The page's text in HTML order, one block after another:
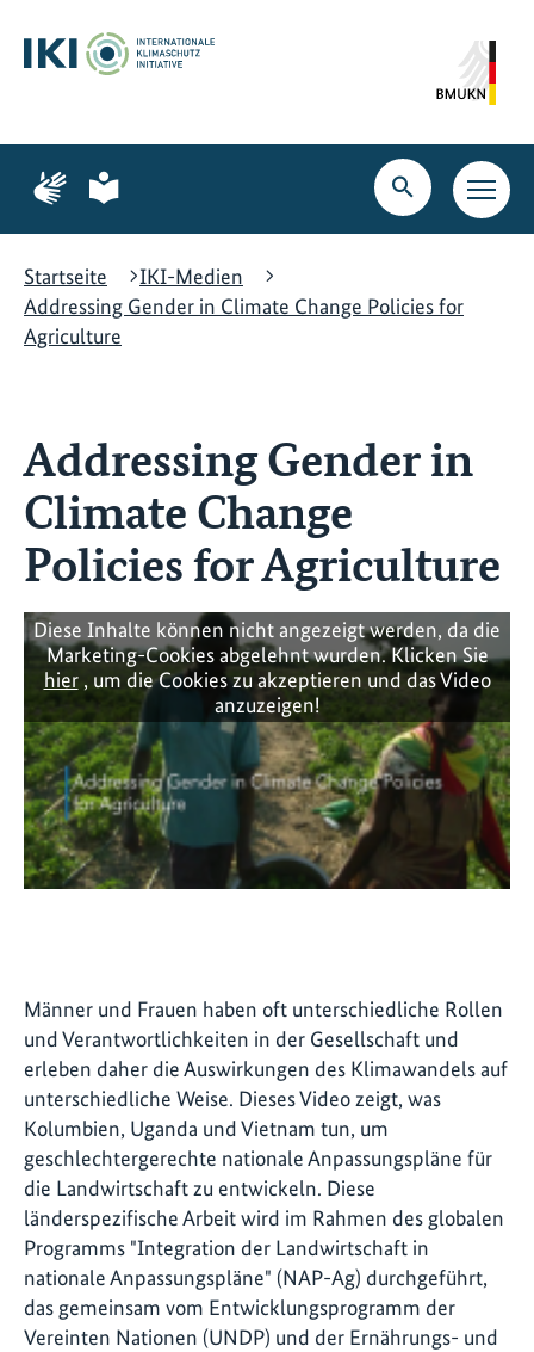
Hauptinhalt
springen
Suche
springen
Hauptnavigation
springen
Zur
Seite
Gebärdensprache
Zur
Seite
leichte
Suche
öffnen
Startseite
IKI-Medien
Addressing Gender in Climate Change Policies for
Agriculture
Addressing Gender in
Climate Change
Policies for Agriculture
Diese Inhalte können nicht angezeigt werden, da die
Marketing-Cookies abgelehnt wurden. Klicken Sie
hier, um die Cookies zu akzeptieren und das Video
anzuzeigen!
Männer und Frauen haben oft unterschiedliche Rollen
und Verantwortlichkeiten in der Gesellschaft und
erleben daher die Auswirkungen des Klimawandels auf
unterschiedliche Weise. Dieses Video zeigt, was
Kolumbien, Uganda und Vietnam tun, um
geschlechtergerechte nationale Anpassungspläne für
die Landwirtschaft zu entwickeln. Diese
länderspezifische Arbeit wird im Rahmen des globalen
Programms "Integration der Landwirtschaft in
nationale Anpassungspläne" (NAP-Ag) durchgeführt,
das gemeinsam vom Entwicklungsprogramm der
Vereinten Nationen (UNDP) und der Ernährungs- und